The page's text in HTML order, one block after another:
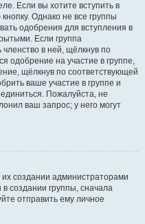
Если вы хотите вступить в
Однако не все группы
одобрения для вступления в
Если группа
в ней, щёлкнув по
одобрение на участие в группе,
щёлкнув по соответствующей
ваше участие в группе и
Пожалуйста, не
ваш запрос; у него могут
создании администраторами
создании группы, сначала
отправить ему личное